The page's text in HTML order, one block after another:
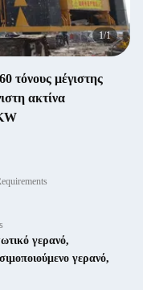
1/1
τόνους μέγιστης
ακτίνα
γερανό,
γερανό,